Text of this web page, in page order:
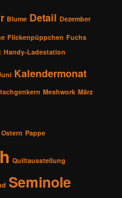
Blume Detail Dezember
Flickenpüppchen Fuchs
Handy-Ladestation
Kalendermonat
Meshwork März
Ostern Pappe
Quiltausstellung
Seminole